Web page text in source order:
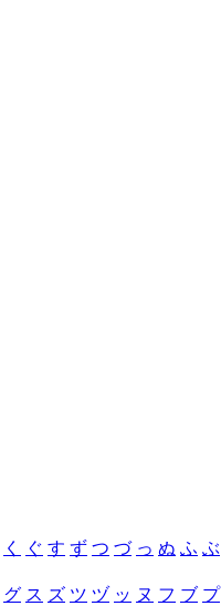
く ぐ す ず つ づ っ ぬ ふ ぶ
グ ス ズ ツ ヅ ッ ヌ フ ブ プ